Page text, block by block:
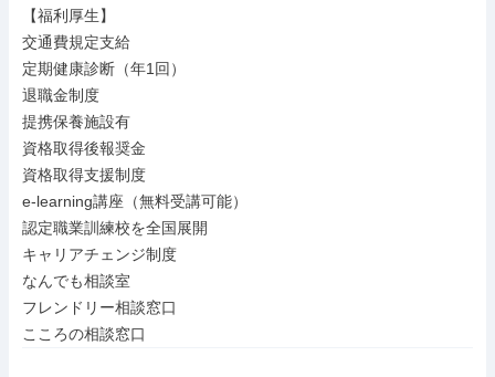
【福利厚生】
交通費規定支給
定期健康診断（年1回）
退職金制度
提携保養施設有
資格取得後報奨金
資格取得支援制度
e-learning講座（無料受講可能）
認定職業訓練校を全国展開
キャリアチェンジ制度
なんでも相談室
フレンドリー相談窓口
こころの相談窓口